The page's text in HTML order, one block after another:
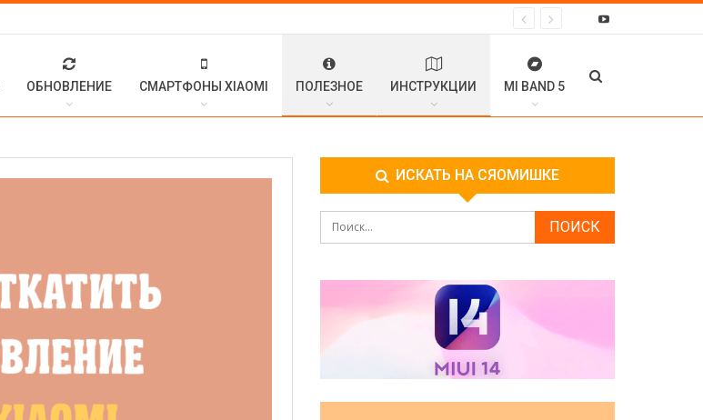
ОБНОВЛЕНИЕ СМАРТФОНЫ XIAOMI ПОЛЕЗНОЕ ИНСТРУКЦИИ MI BAND 5
ИСКАТЬ НА СЯОМИШКЕ